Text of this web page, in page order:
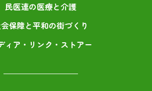
民医連の医療と介護
保障と平和の街づくり
ィア・リンク・ストアー